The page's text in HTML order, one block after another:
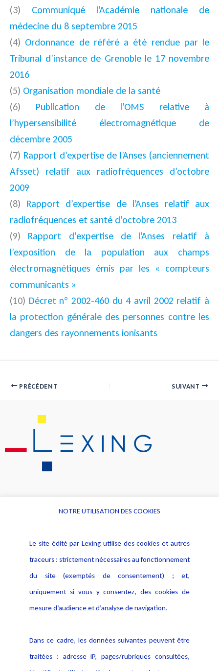
(3) Communiqué l’Académie nationale de
médecine du 8 septembre 2015
(4) Ordonnance de référé a été rendue par le
Tribunal d’instance de Grenoble le 17 novembre
2016
(5) Organisation mondiale de la santé
(6) Publication de l’OMS relative à
l’hypersensibilité électromagnétique de
décembre 2005
(7) Rapport d’expertise de l’Anses (anciennement
Afsset) relatif aux radiofréquences d’octobre
2009
(8) Rapport d’expertise de l’Anses relatif aux
radiofréquences et santé d’octobre 2013
(9) Rapport d’expertise de l’Anses relatif à
l’exposition de la population aux champs
électromagnétiques émis par les « compteurs
communicants »
(10) Décret n° 2002-460 du 4 avril 2002 relatif à
la protection générale des personnes contre les
dangers des rayonnements ionisants
PRÉCÉDENT SUIVANT
Alerte professionnelle
Déclaration d'accessibilité
Notice Légale
Politique de protection des
données
Publications
NOTRE UTILISATION DES COOKIES
Le site édité par Lexing utilise des cookies et autres
traceurs : strictement nécessaires au fonctionnement
du site (exemptés de consentement) ; et,
uniquement si vous y consentez, des cookies de
mesure d’audience et d’analyse de navigation.
Dans ce cadre, les données suivantes peuvent être
traitées : adresse IP, pages/rubriques consultées,